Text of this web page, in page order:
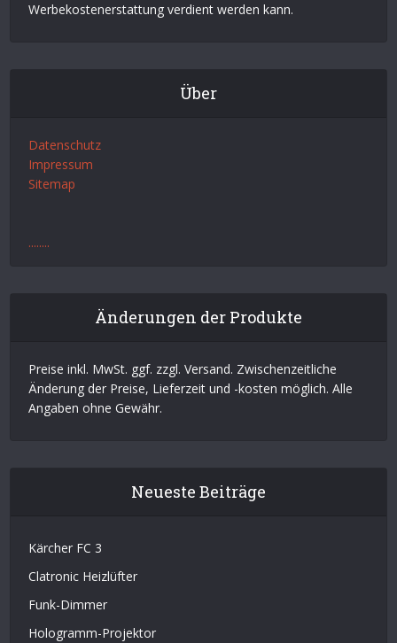
Werbekostenerstattung verdient werden kann.
Über
Datenschutz
Impressum
Sitemap
........
Änderungen der Produkte
Preise inkl. MwSt. ggf. zzgl. Versand. Zwischenzeitliche
Änderung der Preise, Lieferzeit und -kosten möglich. Alle
Angaben ohne Gewähr.
Neueste Beiträge
Kärcher FC 3
Clatronic Heizlüfter
Funk-Dimmer
Hologramm-Projektor